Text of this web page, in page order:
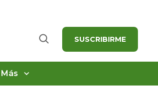
Buscar SUSCRIBIRME
Más